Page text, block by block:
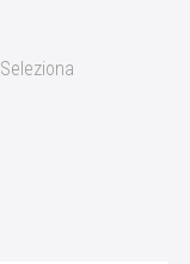
Seleziona